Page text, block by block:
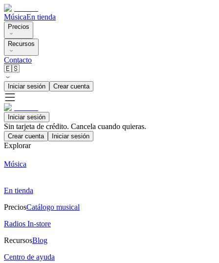
MúsicaEn tienda
Precios
Recursos
Contacto
🇪🇸
Iniciar sesión Crear cuenta
Iniciar sesión
Sin tarjeta de crédito. Cancela cuando quieras.
Crear cuenta Iniciar sesión
Explorar
Música
En tienda
PreciosCatálogo musical
Radios In-store
RecursosBlog
Centro de ayuda